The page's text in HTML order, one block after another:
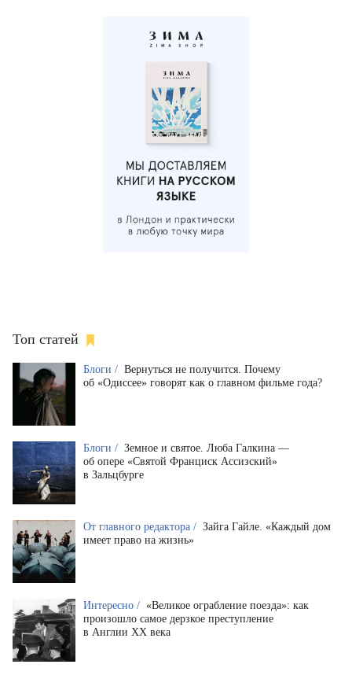
Топ статей
Блоги / Вернуться не получится. Почему
об «Одиссее» говорят как о главном фильме года?
Блоги / Земное и святое. Люба Галкина —
об опере «Святой Франциск Ассизский»
в Зальцбурге
От главного редактора / Зайга Гайле. «Каждый дом
имеет право на жизнь»
Интересно / «Великое ограбление поезда»: как
произошло самое дерзкое преступление
в Англии XX века